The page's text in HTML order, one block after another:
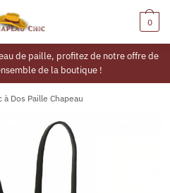
0
de paille, profitez de notre offre de
de la boutique !
à Dos Paille Chapeau